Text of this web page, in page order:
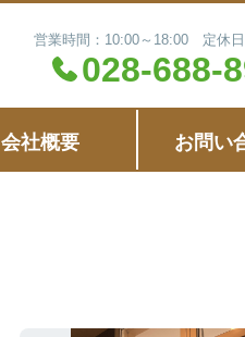
営業時間：10:00～18:00 定休日
028-688-
会社概要 お問い